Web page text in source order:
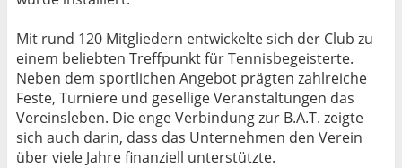
Mit rund 120 Mitgliedern entwickelte sich der Club zu
einem beliebten Treffpunkt für Tennisbegeisterte.
Neben dem sportlichen Angebot prägten zahlreiche
Feste, Turniere und gesellige Veranstaltungen das
Vereinsleben. Die enge Verbindung zur B.A.T. zeigte
sich auch darin, dass das Unternehmen den Verein
über viele Jahre finanziell unterstützte.